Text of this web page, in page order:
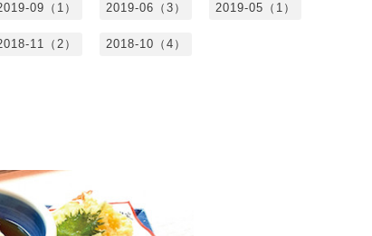
09（1） 2019-06（3） 2019-05（1）
11（2） 2018-10（4）